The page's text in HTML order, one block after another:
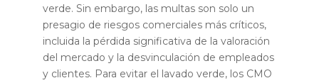
verde. Sin embargo, las multas son solo un
presagio de riesgos comerciales más críticos,
incluida la pérdida significativa de la valoración
del mercado y la desvinculación de empleados
y clientes. Para evitar el lavado verde, los CMO